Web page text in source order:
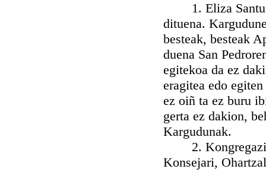
1. Eliza Santua
dituena.
besteak, besteak
duena San
egitekoa da ez
eragitea edo
ez oiñ ta ez buru
gerta ez dakion,
Kargudunak.
2. Kongregazio
Konsejari,